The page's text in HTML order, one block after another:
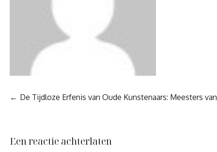
Berichtnavigatie
De Tijdloze Erfenis van Oude Kunstenaars: Meesters
Een reactie achterlaten